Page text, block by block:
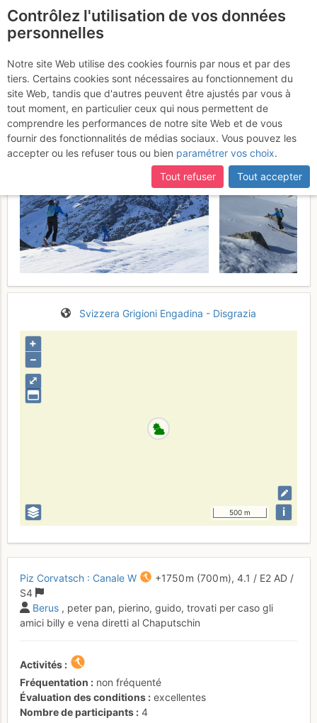
Piz Corvatsch : Canale
W
Mardi 16 mai 2017
Svizzera Grigioni Engadina - Disgrazia
⤢
+
–
500 m i
Piz Corvatsch : Canale W +1750 m (700 m), 4.1 / E2 AD /
S4
Berus , peter pan, pierino, guido, trovati per caso gli
amici billy e vena diretti al Chaputschin
Activités
Fréquentation
non fréquenté
Évaluation des conditions
excellentes
Nombre de participants
4
Contrôlez l'utilisation de vos données
personnelles
Notre site Web utilise des cookies fournis par nous et par des
tiers. Certains cookies sont nécessaires au fonctionnement du
site Web, tandis que d'autres peuvent être ajustés par vous à
tout moment, en particulier ceux qui nous permettent de
comprendre les performances de notre site Web et de vous
fournir des fonctionnalités de médias sociaux. Vous pouvez les
accepter ou les refuser tous ou bien paramétrer vos choix.
Tout refuser
Tout accepter